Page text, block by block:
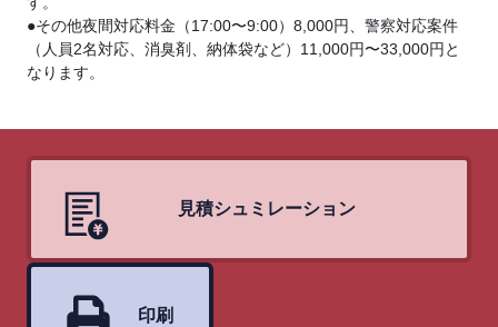
●その他夜間対応料金（17:00〜9:00）8,000円、警察対応案件
（人員2名対応、消臭剤、納体袋など）11,000円〜33,000円と
なります。
見積シュミレーション
印刷